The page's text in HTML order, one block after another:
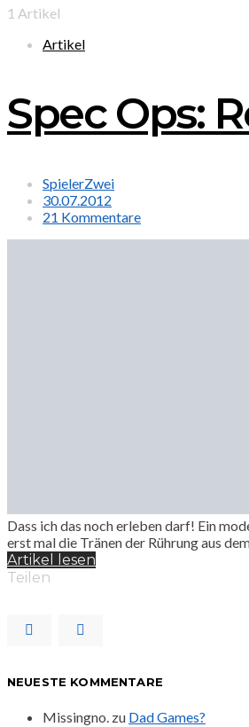
1 Artikel
Artikel
Spec Ops:
SpielerZwei
30.07.2012
21 Kommentare
Dass ich das noch erleben darf! Ein
erst mal die Tränen der Rührung aus
Artikel lesen
Teilen
NEUESTE KOMMENTARE
Missingno. zu Dad Games?